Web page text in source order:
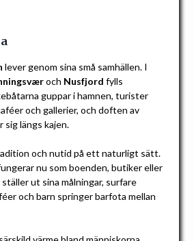
lever genom sina små samhällen. I
och Nusfjord fylls
guppar i hamnen, turister
och gallerier, och doften av
sig längs kajen.
och nutid på ett naturligt sätt.
nu som boenden, butiker eller
ut sina målningar, surfare
och barn springer barfota mellan